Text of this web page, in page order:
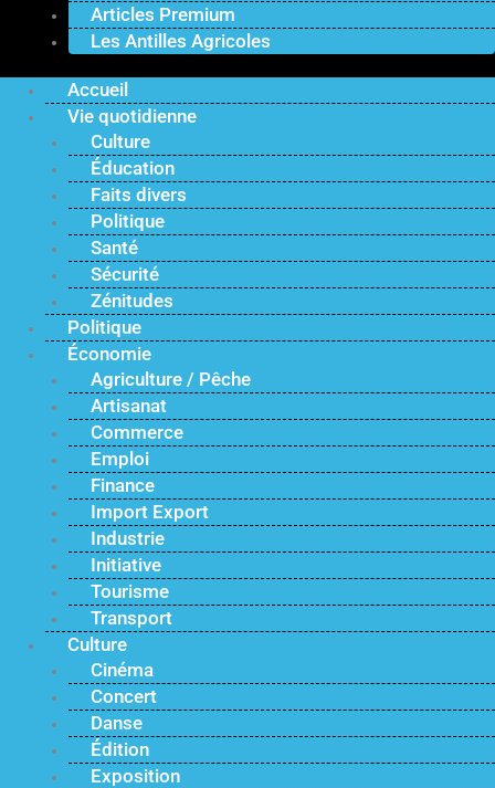
Articles Premium
Les Antilles Agricoles
Accueil
Vie quotidienne
Culture
Éducation
Faits divers
Politique
Santé
Sécurité
Zénitudes
Politique
Économie
Agriculture / Pêche
Artisanat
Commerce
Emploi
Finance
Import Export
Industrie
Initiative
Tourisme
Transport
Culture
Cinéma
Concert
Danse
Édition
Exposition